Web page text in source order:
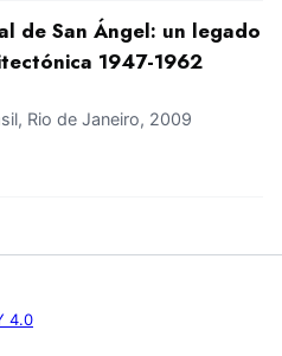
de San Ángel: un legado
1947-1962
Rio de Janeiro, 2009
4.0